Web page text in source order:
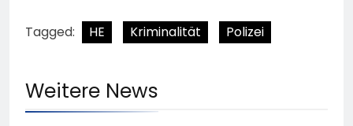
Tagged: HE Kriminalität Polizei
Weitere News